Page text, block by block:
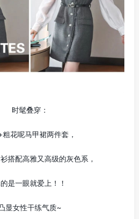
时髦叠穿：
粗花呢马甲裙两件套，
搭配高雅又高级的灰色系，
是一眼就爱上！！
显女性干练气质~